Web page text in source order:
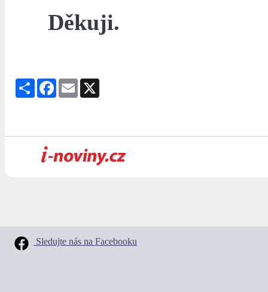
Děkuji.
Share Facebook
Email
Sledujte nás na Facebooku